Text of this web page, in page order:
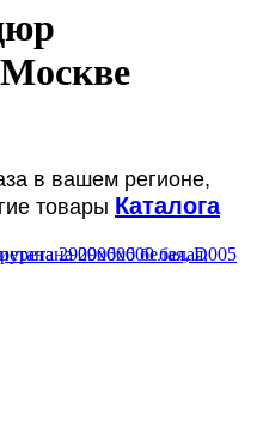
Москве
в вашем регионе,
товары Каталога
2900х600 белая, D005